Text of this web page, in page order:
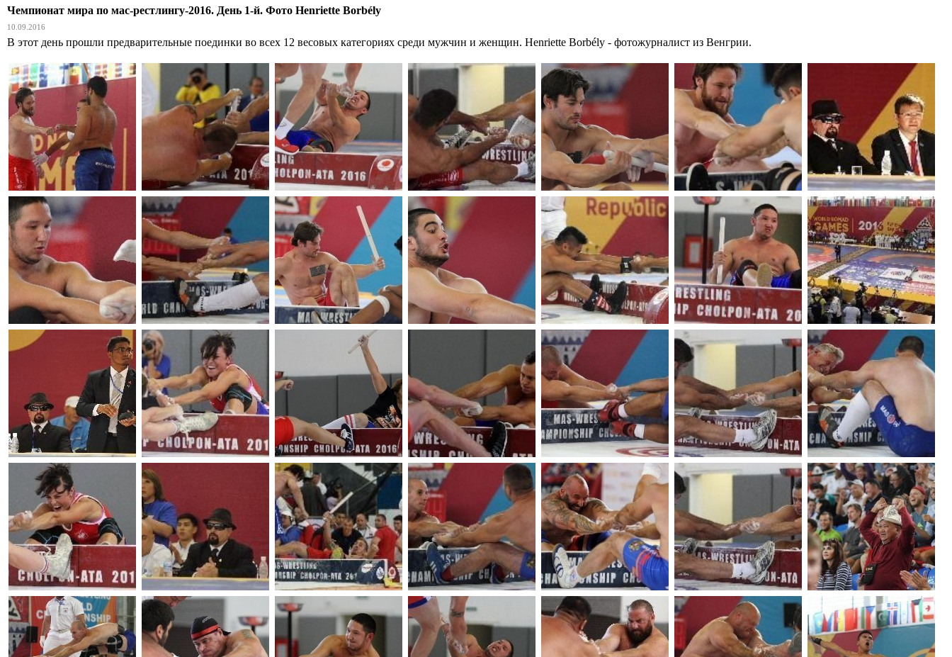
Чемпионат мира по мас-рестлингу-2016. День 1-й. Фото Henriette Borbély
10.09.2016
В этот день прошли предварительные поединки во всех 12 весовых категориях среди мужчин и женщин. Henriette Borbély - фотожурналист из Венгрии.